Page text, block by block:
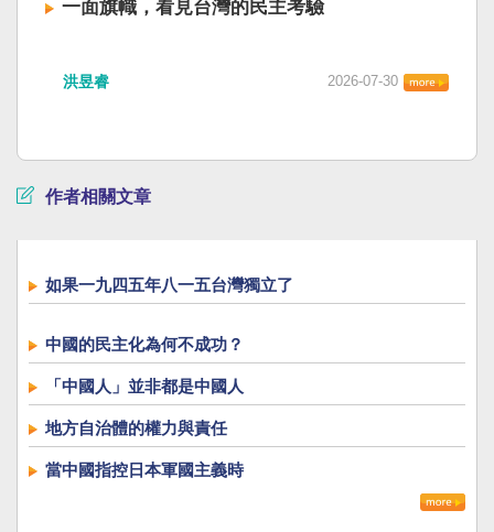
一面旗幟，看見台灣的民主考驗
洪昱睿 2026-07-30
作者相關文章
如果一九四五年八一五台灣獨立了
中國的民主化為何不成功？
「中國人」並非都是中國人
地方自治體的權力與責任
當中國指控日本軍國主義時